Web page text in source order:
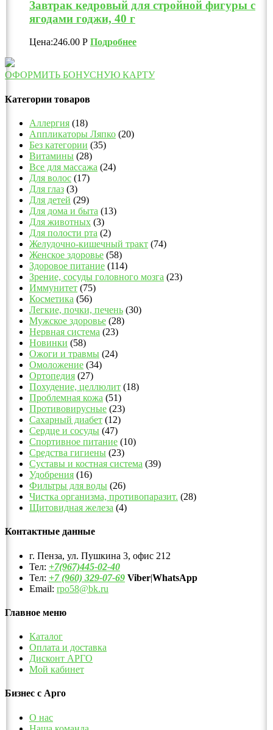
Завтрак кедровый для стройной фигуры с
ягодами годжи, 40 г
Цена:246.00 Р Подробнее
ОФОРМИТЬ БОНУСНУЮ КАРТУ
Категории товаров
Аллергия (18)
Аппликаторы Ляпко (20)
Без категории (35)
Витамины (28)
Все для массажа (24)
Для волос (17)
Для глаз (3)
Для детей (29)
Для дома и быта (13)
Для животных (3)
Для полости рта (2)
Желудочно-кишечный тракт (74)
Женское здоровье (58)
Здоровое питание (114)
Зрение, сосуды головного мозга (23)
Иммунитет (75)
Косметика (56)
Легкие, почки, печень (30)
Мужское здоровье (28)
Нервная система (23)
Новинки (58)
Ожоги и травмы (24)
Омоложение (34)
Ортопедия (27)
Похудение, целлюлит (18)
Проблемная кожа (51)
Противовирусные (23)
Сахарный диабет (12)
Сердце и сосуды (47)
Спортивное питание (10)
Средства гигиены (23)
Суставы и костная система (39)
Удобрения (16)
Фильтры для воды (26)
Чистка организма, противопаразит. (28)
Щитовидная железа (4)
Контактные данные
г. Пенза, ул. Пушкина 3, офис 212
Тел: +7(967)445-02-40
Тел: +7 (960) 329-07-69 Viber|WhatsApp
Email: rpo58@bk.ru
Главное меню
Каталог
Оплата и доставка
Дисконт АРГО
Мой кабинет
Бизнес с Арго
О нас